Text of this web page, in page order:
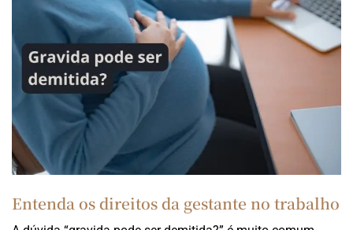
Entenda os direitos da gestante no trabalho